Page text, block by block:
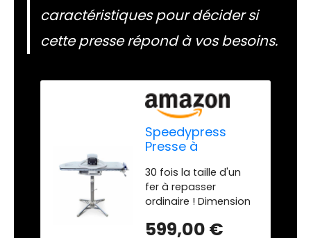
caractéristiques pour décider si
cette presse répond à vos besoins.
Speedypress
Presse à
Vapeur 101HD-
Blanc 101cm avec
Support (+ Fer à
Repasser, Filtre à
Eau Anticalcaire,
30 fois la taille d'un
fer à repasser
ordinaire ! Dimension
30 cm / 40".
599,00 €